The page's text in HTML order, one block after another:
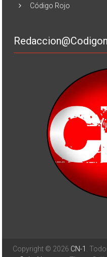
Código Rojo
Copyright © 2026 CN-1
.